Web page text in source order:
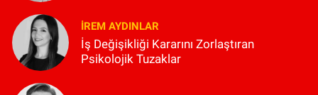
İREM AYDINLAR
İş Değişikliği Kararını Zorlaştıran
Psikolojik Tuzaklar